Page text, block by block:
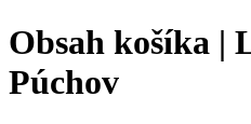
Obsah košíka |
Púchov